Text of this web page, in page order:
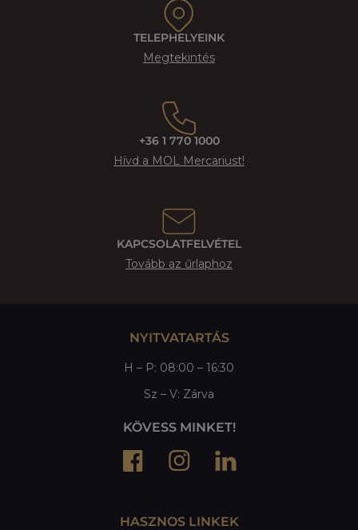
TELEPHELYEINK
Megtekintés
+36 1 770 1000
Hívd a MOL Mercariust!
KAPCSOLATFELVÉTEL
Tovább az űrlaphoz
NYITVATARTÁS
H – P: 08:00 – 16:30
Sz – V: Zárva
KÖVESS MINKET!
HASZNOS LINKEK